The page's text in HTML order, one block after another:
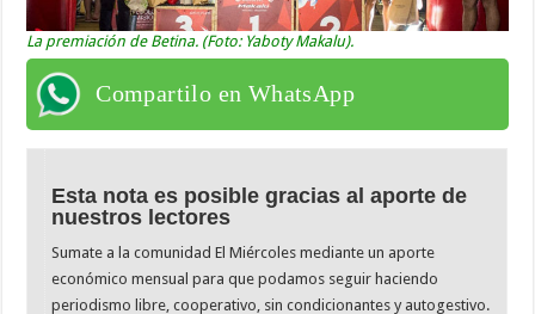
La premiación de Betina. (Foto: Yaboty Makalu).
Compartilo en WhatsApp
Esta nota es posible gracias al aporte de
nuestros lectores
Sumate a la comunidad El Miércoles mediante un aporte
económico mensual para que podamos seguir haciendo
periodismo libre, cooperativo, sin condicionantes y autogestivo.